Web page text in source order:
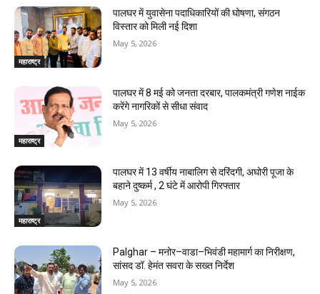
महाराष्ट्र
पालघर में युवासेना पदाधिकारियों की घोषणा, संगठन
विस्तार को मिली नई दिशा
May 5, 2026
महाराष्ट्र
पालघर में 8 मई को जनता दरबार, पालकमंत्री गणेश नाईक
करेंगे नागरिकों से सीधा संवाद
May 5, 2026
महाराष्ट्र
पालघर में 13 वर्षीय नाबालिग से दरिंदगी, अघोरी पूजा के
बहाने दुष्कर्म , 2 घंटे में आरोपी गिरफ्तार
May 5, 2026
Palghar – मनोर–वाडा–भिवंडी महामार्ग का निरीक्षण,
सांसद डॉ. हेमंत सवरा के सख्त निर्देश
May 5, 2026